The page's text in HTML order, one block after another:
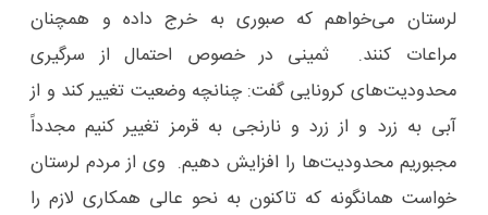
لرستان می‌خواهم که صبوری به خرج داده و همچنان
مراعات کنند. ثمینی در خصوص احتمال از سرگیری
محدودیت‌های کرونایی گفت: چنانچه وضعیت تغییر کند و از
آبی به زرد و از زرد و نارنجی به قرمز تغییر کنیم مجدداً
مجبوریم محدودیت‌ها را افزایش دهیم. وی از مردم لرستان
خواست همانگونه که تاکنون به نحو عالی همکاری لازم را